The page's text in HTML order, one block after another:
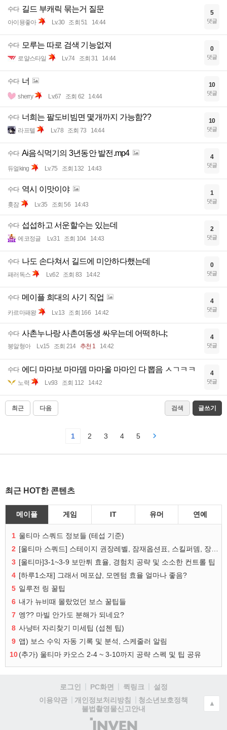
수다 길드 부캐릭 묶는거 질문
아이묭좋아 Lv.30 조회 51 14:44
5
댓글
수다 모루는 따로 검색 기능없져
로얄스타일 Lv.74 조회 31 14:44
0
댓글
수다 너
sherry Lv.67 조회 62 14:44
10
댓글
수다 너희는 팔도비빔면 몇개까지 가능함??
라프텔 Lv.78 조회 73 14:44
10
댓글
수다 Ai음식먹기의 3년동안 발전.mp4
듀얼king Lv.75 조회 132 14:43
4
댓글
수다 역시 이맛이야
흇잠 Lv.35 조회 56 14:43
1
댓글
수다 섭섭하고 서운할수는 있는데
에코정글 Lv.31 조회 104 14:43
2
댓글
수다 나도 손다쳐서 길드에 미안하다했는데
패러독스 Lv.62 조회 83 14:42
0
댓글
수다 메이플 희대의 사기 직업
카르마패왕 Lv.13 조회 166 14:42
4
댓글
수다 사촌누나랑 사촌여동생 싸우는데 어떡하냐;
붕알형아 Lv.15 조회 214 추천 1 14:42
4
댓글
수다 에디 마마보 마마뎀 마마올 마마인 다 뽑음 ㅅㄱㅋㅋ
노력 Lv.93 조회 112 14:42
4
댓글
최근 다음 검색 글쓰기
1 2 3 4 5
최근 HOT한 콘텐츠
메이플 게임 IT 유머 연예
1 울티마 스쿼드 정보들 (테섭 기준)
2
3 [울티마]3-1~3-9 보만튀 효율, 경험치 공략 및 소소한 컨트롤 팁
4 [하루1소재] 그래서 메포샵, 모멘텀 효율 얼마나 좋음?
5 일루전 링 꿀팁
6 내가 뉴비때 몰랐었던 보스 꿀팁들
7 엥?? 마빌 안가도 분해가 되네요?
8 사냥터 자리찾기 미세팁 (섭첸 팁)
9 앱) 보스 수익 자동 기록 및 분석, 스케줄러 알림
10(추가) 울티마 카오스 2-4 ~ 3-10까지 공략 스펙 및 팁 공유
로그인 PC화면 퀵링크
설정
이용약관
개인정보처리방침
청소년보호정책
불법촬영물신고안내
(주)
▲